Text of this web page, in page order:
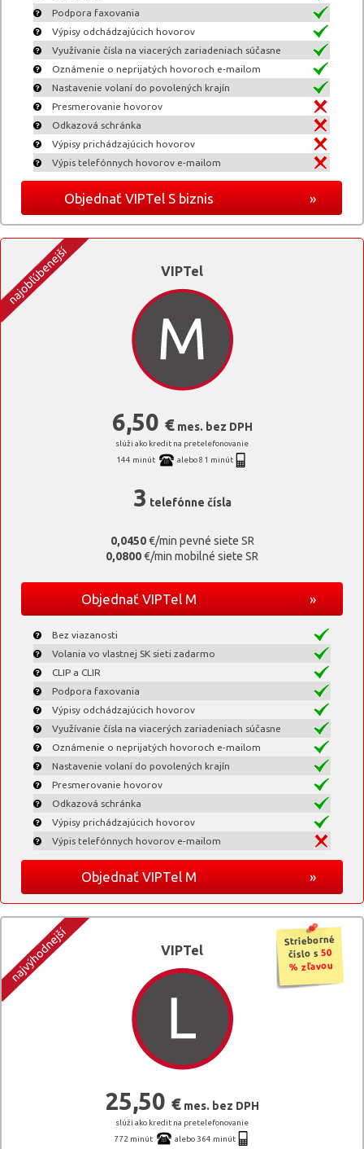
Podpora faxovania
Výpisy odchádzajúcich hovorov
Využívanie čísla na viacerých zariadeniach súčasne
Oznámenie o neprijatých hovoroch e-mailom
Nastavenie volaní do povolených krajín
Presmerovanie hovorov
Odkazová schránka
Výpisy prichádzajúcich hovorov
Výpis telefónnych hovorov e-mailom
Objednať VIPTel S biznis »
VIPTel
6,50 €mes. bez DPH
slúži ako kredit na pretelefonovanie
144 minút
alebo 81 minút
3 telefónne čísla
0,0450 €/min pevné siete SR
0,0800€/min mobilné siete SR
Objednať VIPTel M »
Bez viazanosti
Volania vo vlastnej SK sieti zadarmo
CLIP a CLIR
Podpora faxovania
Výpisy odchádzajúcich hovorov
Využívanie čísla na viacerých zariadeniach súčasne
Oznámenie o neprijatých hovoroch e-mailom
Nastavenie volaní do povolených krajín
Presmerovanie hovorov
Odkazová schránka
Výpisy prichádzajúcich hovorov
Výpis telefónnych hovorov e-mailom
Objednať VIPTel M »
Strieborné
číslo s50
% zľavou
VIPTel
25,50 € mes. bez DPH
slúži ako kredit na pretelefonovanie
772 minút
alebo 364 minút